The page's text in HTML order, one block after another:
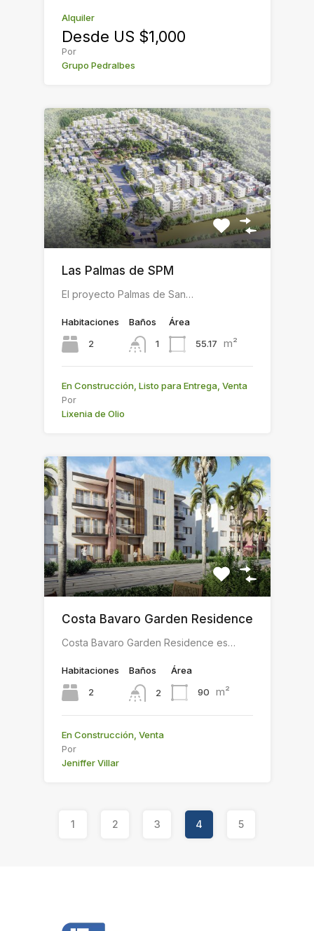
Alquiler
Desde US $1,000
Por
Grupo Pedralbes
Las Palmas de SPM
El proyecto Palmas de San…
Habitaciones
2
Baños
1
Área
55.17
m²
En Construcción, Listo para Entrega, Venta
Por
Lixenia de Olio
Costa Bavaro Garden Residence
Costa Bavaro Garden Residence es…
Habitaciones
2
Baños
2
Área
90
m²
En Construcción, Venta
Por
Jeniffer Villar
1 2 3 4 5